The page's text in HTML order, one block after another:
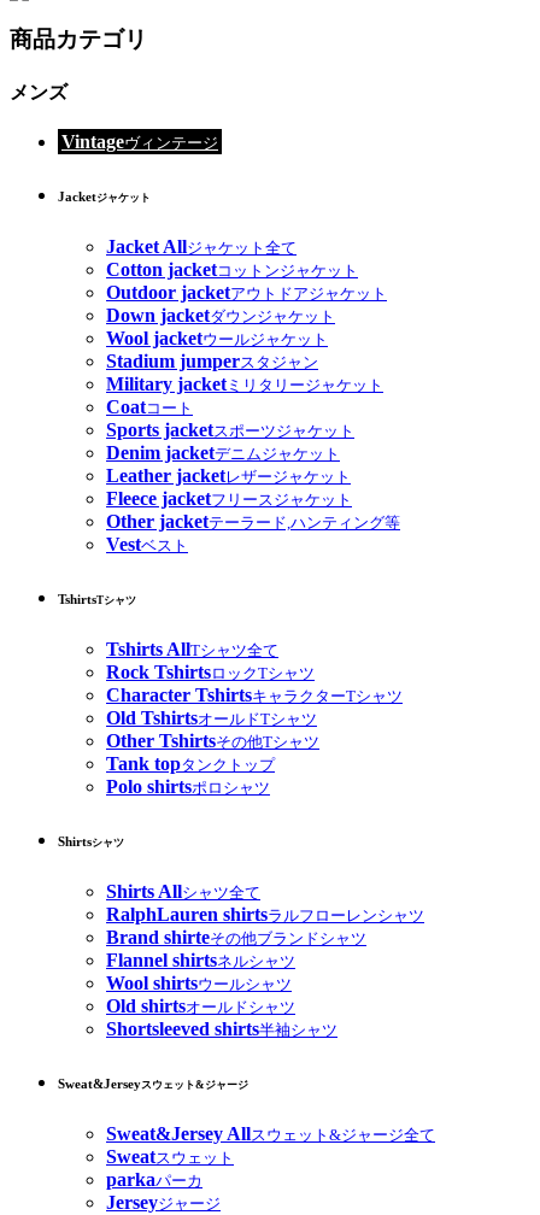
商品カテゴリ
メンズ
Vintageヴィンテージ
Jacketジャケット
Jacket Allジャケット全て
Cotton jacketコットンジャケット
Outdoor jacketアウトドアジャケット
Down jacketダウンジャケット
Wool jacketウールジャケット
Stadium jumperスタジャン
Military jacketミリタリージャケット
Coatコート
Sports jacketスポーツジャケット
Denim jacketデニムジャケット
Leather jacketレザージャケット
Fleece jacketフリースジャケット
Other jacketテーラード,ハンティング等
Vestベスト
TshirtsTシャツ
Tshirts AllTシャツ全て
Rock TshirtsロックTシャツ
Character TshirtsキャラクターTシャツ
Old TshirtsオールドTシャツ
Other Tshirtsその他Tシャツ
Tank topタンクトップ
Polo shirtsポロシャツ
Shirtsシャツ
Shirts Allシャツ全て
RalphLauren shirtsラルフローレンシャツ
Brand shirteその他ブランドシャツ
Flannel shirtsネルシャツ
Wool shirtsウールシャツ
Old shirtsオールドシャツ
Shortsleeved shirts半袖シャツ
Sweat&Jerseyスウェット&ジャージ
Sweat&Jersey Allスウェット&ジャージ全て
Sweatスウェット
parkaパーカ
Jerseyジャージ